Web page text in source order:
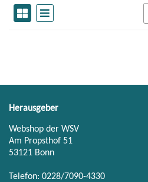
Herausgeber
Webshop der WSV
Am Propsthof 51
53121 Bonn
Telefon: 0228/7090-4330